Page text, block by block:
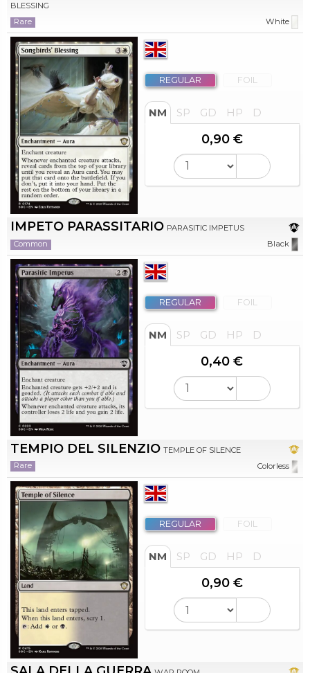
BLESSING
Rare
White
REGULAR FOIL
NM SP GD HP D
0,90 €
IMPETO PARASSITARIO PARASITIC IMPETUS
Common
Black
REGULAR FOIL
NM SP GD HP D
0,40 €
TEMPIO DEL SILENZIO TEMPLE OF SILENCE
Rare
Colorless
REGULAR FOIL
NM SP GD HP D
0,90 €